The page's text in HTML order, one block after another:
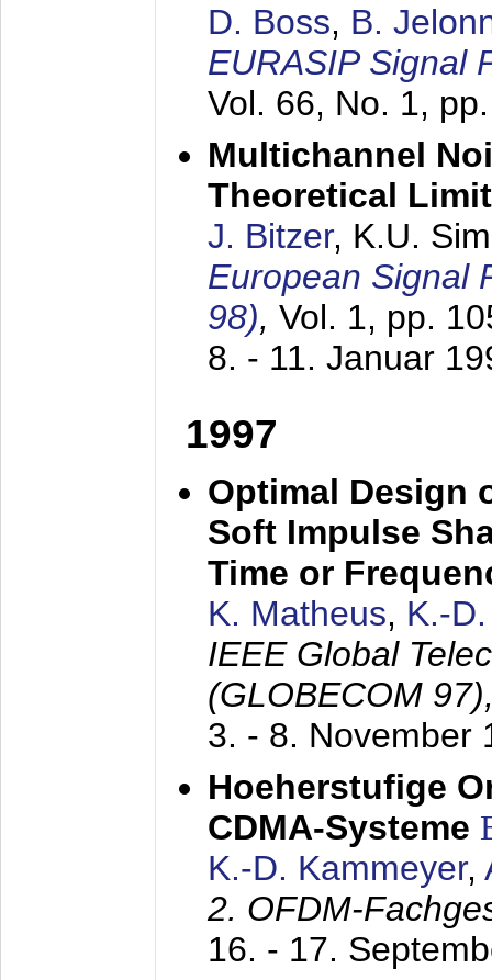
D. Boss, B.
EURASIP Signal
Vol. 66, No. 1,
Multichannel
Theoretical
J. Bitzer, K.U.
European Signal
98), Vol. 1, pp.
8. - 11. Januar
1997
Optimal Design
Soft Impulse
Time or
K. Matheus, K.-
IEEE Global
(GLOBECOM
3. - 8. November
Hoeherstufige
CDMA-Systeme
K.-D. Kammeyer,
2. OFDM-
16. - 17.